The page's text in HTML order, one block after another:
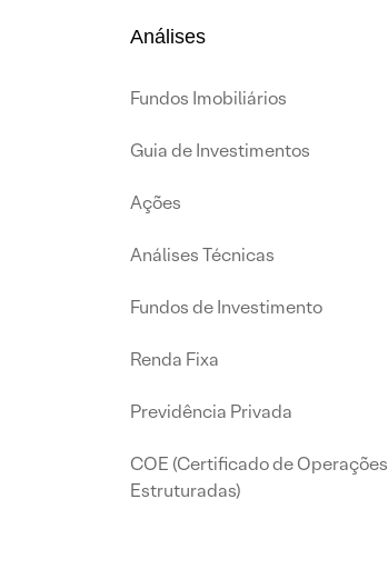
Análises
Fundos Imobiliários
Guia de Investimentos
Ações
Análises Técnicas
Fundos de Investimento
Renda Fixa
Previdência Privada
COE (Certificado de Operações
Estruturadas)